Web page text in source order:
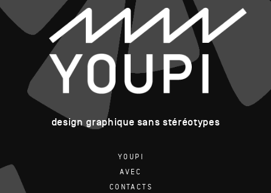
design graphique sans stéréotypes
YOUPI
AVEC
CONTACTS